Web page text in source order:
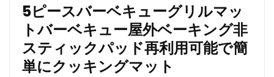
5ピースバーベキューグリルマッ
トバーベキュー屋外ベーキング非
スティックパッド再利用可能で簡
単にクッキングマット